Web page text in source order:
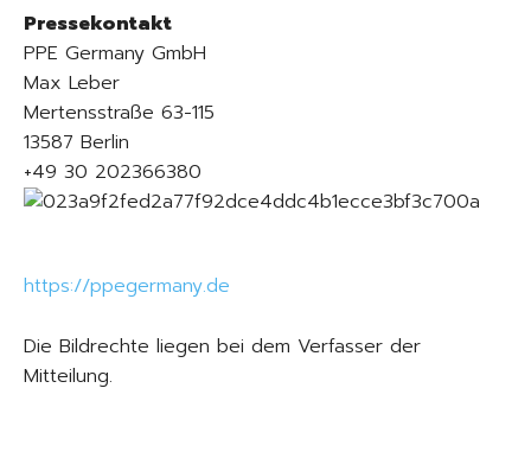
Pressekontakt
PPE Germany GmbH
Max Leber
Mertensstraße 63-115
13587 Berlin
+49 30 202366380
https://ppegermany.de
Die Bildrechte liegen bei dem Verfasser der
Mitteilung.